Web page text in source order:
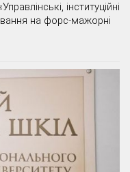
інституційні
на форс-мажорні